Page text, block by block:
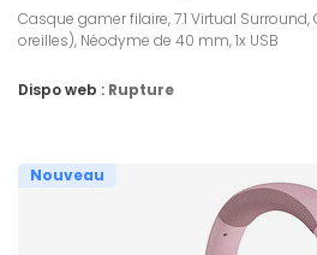
Casque gamer filaire, 7.1 Virtual
oreilles), Néodyme de 40 mm, 1x USB
Dispo web : Rupture
Nouveau